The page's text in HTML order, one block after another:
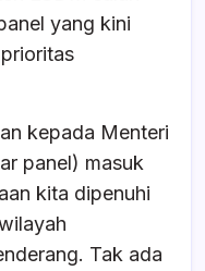
yang kini
kepada Menteri
panel) masuk
kita dipenuhi
Tak ada